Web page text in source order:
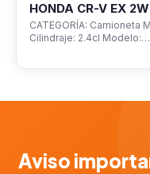
HONDA CR-V EX
CATEGORÍA: Camioneta
Cilindraje: 2.4cl Modelo:…
Aviso